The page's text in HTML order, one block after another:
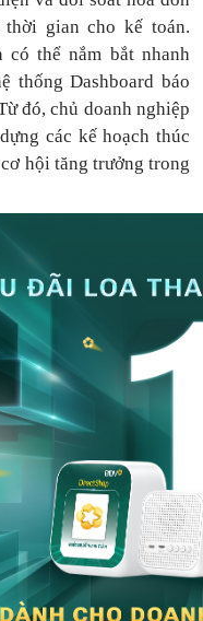
gian cho kế toán.
thể nắm bắt nhanh
thống Dashboard báo
đó, chủ doanh nghiệp
các kế hoạch thúc
hội tăng trưởng trong